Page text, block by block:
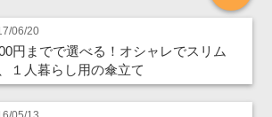
06/20
円までで選べる！オシャレでスリム
１人暮らし用の傘立て